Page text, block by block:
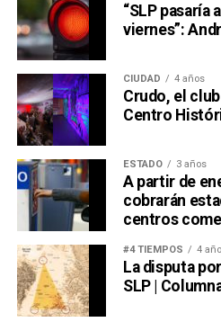
“SLP pasaría
viernes”:
CIUDAD 4 años
Crudo, el
Centro
ESTADO 3 años
A partir de
cobrarán
centros
#4 TIEMPOS 4
La disputa
SLP |